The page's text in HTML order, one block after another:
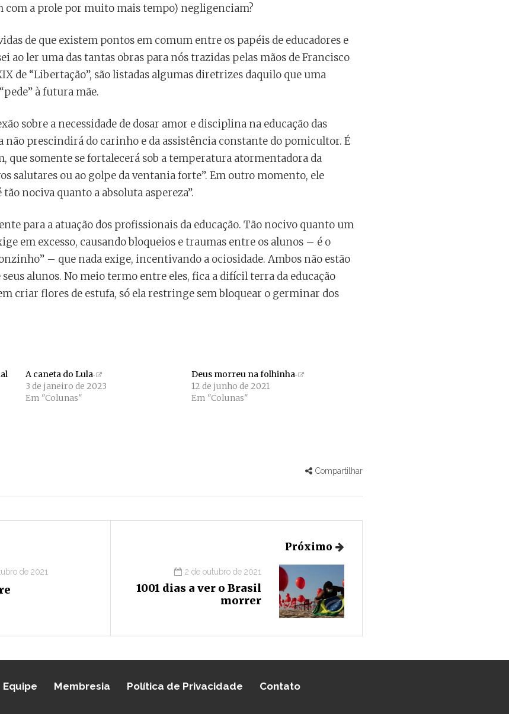
com a prole por muito mais tempo) negligenciam?
de que existem pontos em comum entre os papéis de educadores e
ao ler uma das tantas obras para nós trazidas pelas mãos de Francisco
de “Libertação”, são listadas algumas diretrizes daquilo que uma
à futura mãe.
sobre a necessidade de dosar amor e disciplina na educação das
não prescindirá do carinho e da assistência constante do pomicultor. É
que somente se fortalecerá sob a temperatura atormentadora da
salutares ou ao golpe da ventania forte”. Em outro momento, ele
nociva quanto a absoluta aspereza”.
para a atuação dos profissionais da educação. Tão nocivo quanto um
em excesso, causando bloqueios e traumas entre os alunos – é o
– que nada exige, incentivando a ociosidade. Ambos não estão
alunos. No meio termo entre eles, fica a difícil terra da educação
criar flores de estufa, só ela restringe sem bloquear o germinar dos
A caneta do Lula
3 de janeiro de 2023
Em "Colunas"
Deus morreu na folhinha
12 de junho de 2021
Em "Colunas"
Compartilhar
de 2021
Próximo
2 de outubro de 2021
1001 dias a ver o Brasil
morrer
Equipe Membresia Política de Privacidade Contato